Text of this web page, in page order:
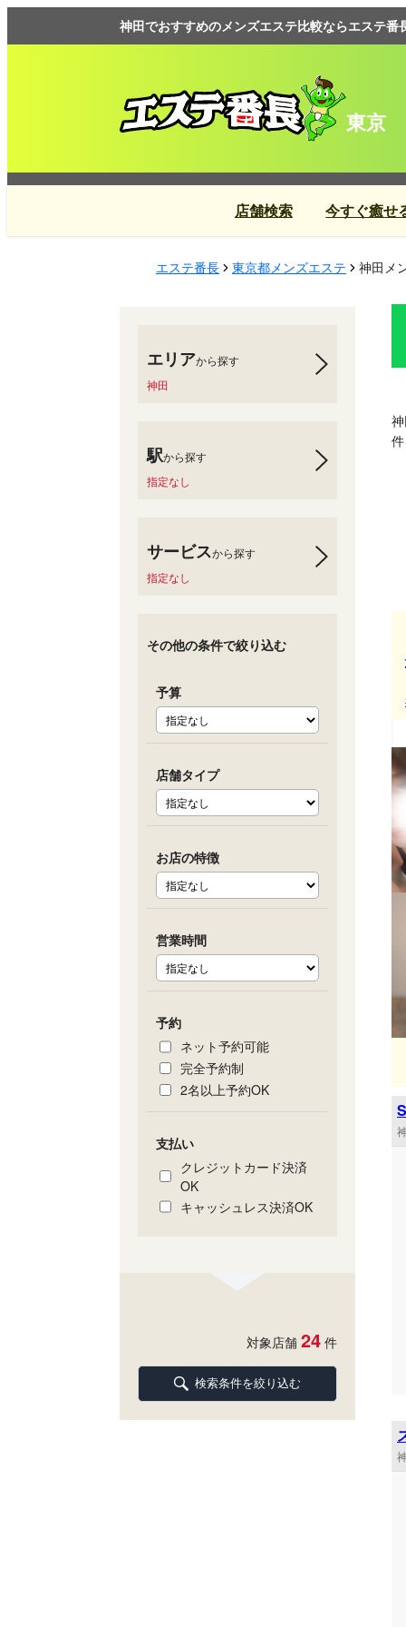
神田でおすすめのメンズエステ比較ならエステ番
東京
店舗検索 今すぐ癒せ
エステ番長 東京都メンズエステ 神田メ
エリアから探す
神田
駅から探す
指定なし
サービスから探す
指定なし
その他の条件で絞り込む
予算
店舗タイプ
お店の特徴
営業時間
予約
ネット予約可能
完全予約制
2名以上予約OK
支払い
クレジットカード決済
OK
キャッシュレス決済OK
対象店舗 24 件
検索条件を絞り込む